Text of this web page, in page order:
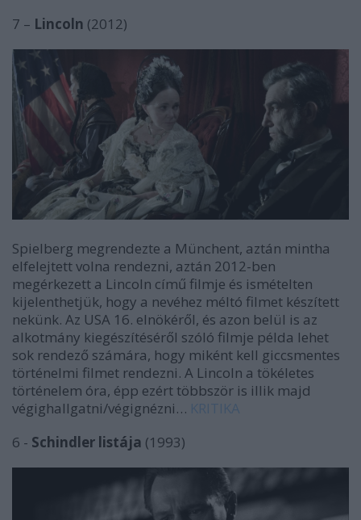
7 – Lincoln (2012)
Spielberg megrendezte a Münchent, aztán mintha
elfelejtett volna rendezni, aztán 2012-ben
megérkezett a Lincoln című filmje és ismételten
kijelenthetjük, hogy a nevéhez méltó filmet készített
nekünk. Az USA 16. elnökéről, és azon belül is az
alkotmány kiegészítéséről szóló filmje példa lehet
sok rendező számára, hogy miként kell giccsmentes
történelmi filmet rendezni. A Lincoln a tökéletes
történelem óra, épp ezért többször is illik majd
végighallgatni/végignézni… KRITIKA
6 - Schindler listája (1993)